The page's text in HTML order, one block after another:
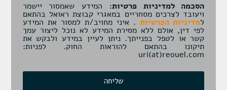
הסכמה למדיניות פרטיות: המידע שאמסור יישמר
ויעובד לצרכים מסחריים במאגרי קבוצת ראואל בהתאם
למדיניות הפרטיות. איני מחויב/ת למסור את המידע
לפי דין, אולם ללא מסירת המידע לא נוכל ליצור עמך
קשר או לטפל בפנייתך. ניתן לעיין במידע ולבקש את
תיקונו בהתאם להוראות החוק. לפניות:
uri(at)reouel.com
שליחה